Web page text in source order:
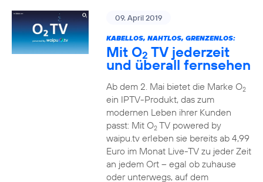
09. April 2019
KABELLOS, NAHTLOS, GRENZENLOS:
Mit O2 TV jederzeit
und überall fernsehen
Ab dem 2. Mai bietet die Marke O2
ein IPTV-Produkt, das zum
modernen Leben ihrer Kunden
passt: Mit O2TV powered by
waipu.tv erleben sie bereits ab 4,99
Euro im Monat Live-TV zu jeder Zeit
an jedem Ort – egal ob zuhause
oder unterwegs, auf dem